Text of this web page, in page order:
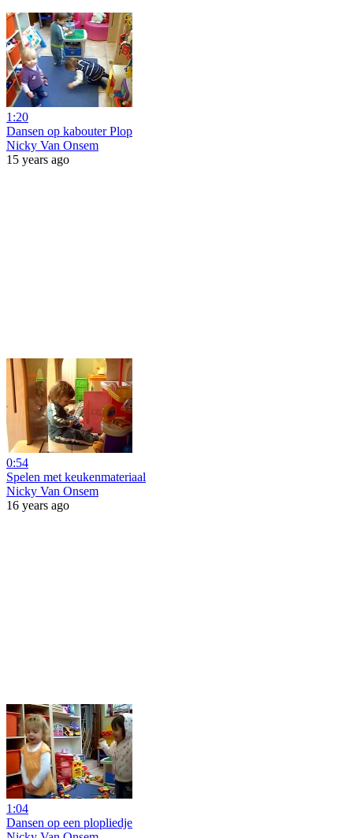
1:20
Dansen op kabouter Plop
Nicky Van Onsem
15 years ago
0:54
Spelen met keukenmateriaal
Nicky Van Onsem
16 years ago
1:04
Dansen op een plopliedje